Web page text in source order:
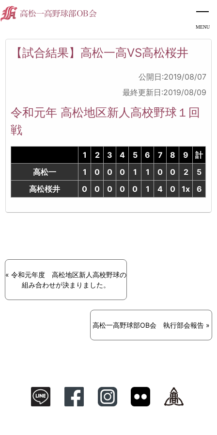
【試合結果】高松一高VS高松桜井
公開日:2019/08/07
最終更新日:2019/08/09
令和元年 高松地区新人高校野球１回
戦
1 2 3 4 5 6 7 8 9
計
高松一
1 0 0 0 1 1 0 0 2
5
高松桜井
0 0 0 0 0 1 4 0 1x 6
« 令和元年度 高松地区新人高校野球の
組み合わせが決まりました。
高松一高野球部OB会 執行部会報告 »